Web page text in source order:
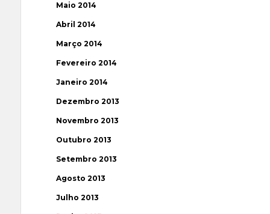
Maio 2014
Abril 2014
Março 2014
Fevereiro 2014
Janeiro 2014
Dezembro 2013
Novembro 2013
Outubro 2013
Setembro 2013
Agosto 2013
Julho 2013